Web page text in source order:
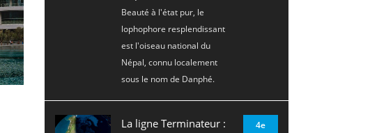
Beauté à l'état pur, le
lophophore resplendissant
est l'oiseau national du
Népal, connu localement
sous le nom de Danphé.
La ligne Terminateur :
4e